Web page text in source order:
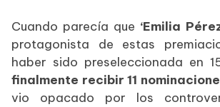
Cuando parecía que ‘Emilia
protagonista de estas
haber sido preseleccionada en
finalmente recibir 11
vio opacado por los